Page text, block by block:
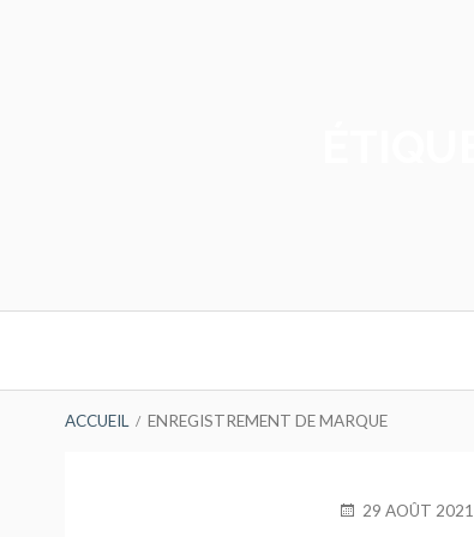
principal
FIL
ACCUEIL ENREGISTREMENT DE MARQUE
PUBLIÉ
29 AOÛT 2021